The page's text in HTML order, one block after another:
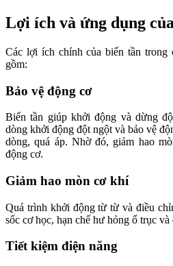
Lợi ích và ứng dụng
Các lợi ích chính của biến tần trong
gồm:
Bảo vệ động cơ
Biến tần giúp khởi động và dừng
dòng khởi động đột ngột và bảo vệ
dòng, quá áp. Nhờ đó, giảm hao
động cơ.
Giảm hao mòn cơ khí
Quá trình khởi động từ từ và điều
sốc cơ học, hạn chế hư hỏng ổ trục
Tiết kiệm điện năng